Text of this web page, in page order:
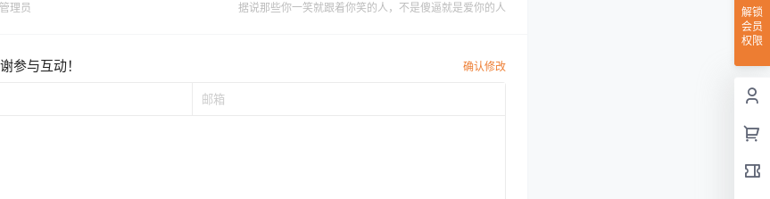
管理员 据说那些你一笑就跟着你笑的人，不是傻逼就是爱你的人
参与互动！ 确认修改
解锁
会员
权限